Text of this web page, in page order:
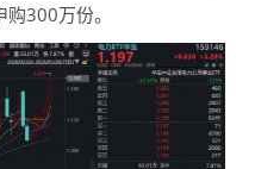
300万份。